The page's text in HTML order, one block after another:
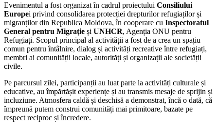
Evenimentul a fost organizat în cadrul proiectului Consiliului
Europei privind consolidarea protecției drepturilor refugiaților și
migranților din Republica Moldova, în cooperare cu Inspectoratul
General pentru Migrație și UNHCR, Agenția ONU pentru
Refugiați. Scopul principal al activității a fost de a crea un spațiu
comun pentru întâlnire, dialog și activități recreative între refugiați,
membri ai comunității locale, autorități și organizații ale societății
civile.
Pe parcursul zilei, participanții au luat parte la activități culturale și
educative, au împărtășit experiențe și au transmis mesaje de sprijin și
incluziune. Atmosfera caldă și deschisă a demonstrat, încă o dată, că
împreună putem construi comunități mai primitoare, bazate pe
respect reciproc și încredere.